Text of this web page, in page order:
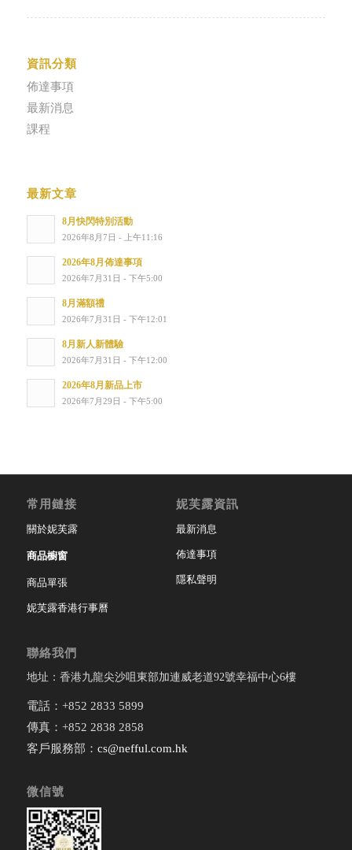
資訊分類
佈達事項
最新消息
課程
最新文章
8月快閃特別活動
2026年8月7日 - 上午11:16
2026年8月佈達事項
2026年7月31日 - 下午5:00
8月滿額禮
2026年7月31日 - 下午12:01
8月新人新體驗
2026年7月31日 - 下午12:00
2026年8月新品上市
2026年7月29日 - 下午5:00
常用鏈接
關於妮芙露
商品櫥窗
商品單張
妮芙露香港行事曆
妮芙露資訊
最新消息
佈達事項
隱私聲明
聯絡我們
地址：香港九龍尖沙咀東部加連威老道92號幸福中心6樓
電話：+852 2833 5899
傳真：+852 2838 2858
客戶服務部： cs@nefful.com.hk
微信號